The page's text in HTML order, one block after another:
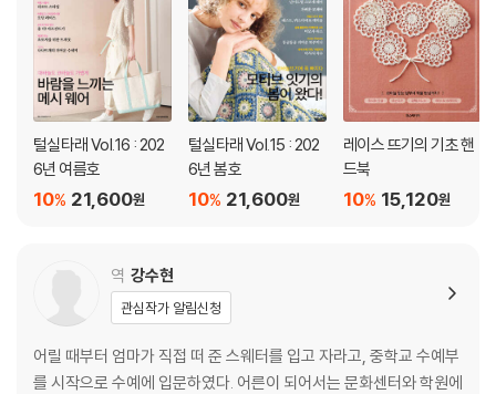
Let’s Knit in English / 니시무라 도모코의 영어로 뜨자 : 크로셰가 뜨고
싶어지면
Simple is Best 심플 이즈 베스트
Couture Arrange / 시다 히토미의 쿠튀르 어레인지 : 가을색 튜닉 베스
오카모토 게이코의 Knit+1
스윽스윽 뜨다 보니 자꾸 즐거워지는, 비기너를 위한 신·수편기 스이돈 강
본문에 수록된 작품의 뜨개 도안
털실타래 Vol.16 : 202
6년 여름호
21,600원
10%
털실타래 Vol.15 : 202
6년 봄호
21,600원
10%
레이스 뜨기의 기초 핸
드북
15,120원
10%
역 강수현
관심작가 알림신청
어릴 때부터 엄마가 직접 떠 준 스웨터를 입고 자라고, 중학교 수예부
를 시작으로 수예에 입문하였다. 어른이 되어서는 문화센터와 학원에